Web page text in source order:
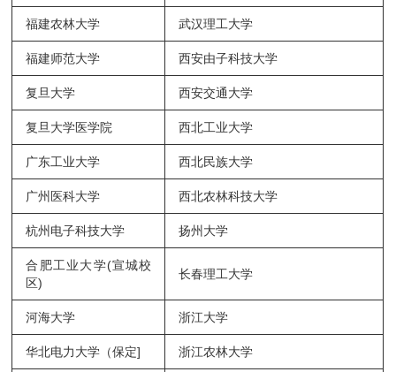
福建农林大学 武汉理工大学
福建师范大学 西安由子科技大学
复旦大学 西安交通大学
复旦大学医学院 西北工业大学
广东工业大学 西北民族大学
广州医科大学 西北农林科技大学
杭州电子科技大学 扬州大学
合肥工业大学(宣城校
区)
长春理工大学
河海大学 浙江大学
华北电力大学（保定] 浙江农林大学